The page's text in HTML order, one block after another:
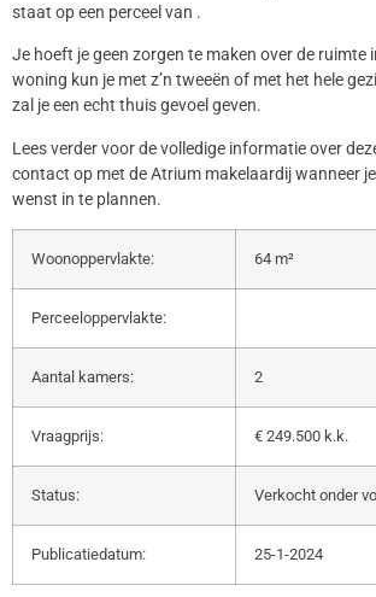
staat op een perceel van .
Je hoeft je geen zorgen te maken over de ruimte
woning kun je met z’n tweeën of met het hele
zal je een echt thuis gevoel geven.
Lees verder voor de volledige informatie over
contact op met de Atrium makelaardij wanneer
wenst in te plannen.
Woonoppervlakte: 64 m²
Perceeloppervlakte:
Aantal kamers: 2
Vraagprijs: € 249.500 k.k.
Status: Verkocht onder
Publicatiedatum: 25-1-2024